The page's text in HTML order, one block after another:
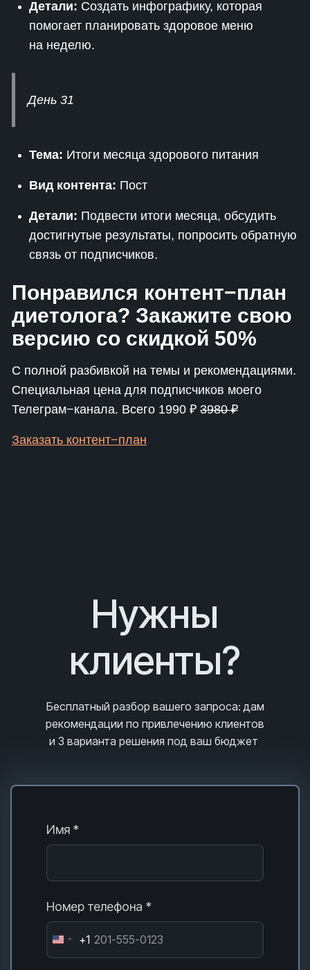
Детали: Создать инфографику, которая
помогает планировать здоровое меню
на неделю.
День 31
Тема: Итоги месяца здорового питания
Вид контента: Пост
Детали: Подвести итоги месяца, обсудить
достигнутые результаты, попросить обратную
связь от подписчиков.
Понравился контент−план
диетолога? Закажите свою
версию со скидкой 50%
С полной разбивкой на темы и рекомендациями.
Специальная цена для подписчиков моего
Телеграм−канала. Всего 1990 ₽ 3980 ₽
Заказать контент−план
Нужны
клиенты?
Бесплатный разбор вашего запроса: дам
рекомендации по привлечению клиентов
и 3 варианта решения под ваш бюджет
Имя *
Номер телефона *
+1